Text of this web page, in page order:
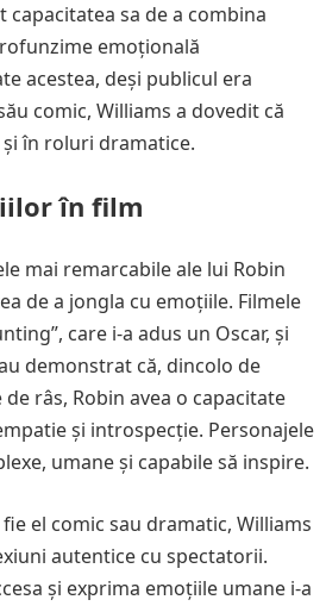
capacitatea sa de a combina
emoțională
acestea, deși publicul era
comic, Williams a dovedit că
în roluri dramatice.
în film
mai remarcabile ale lui Robin
de a jongla cu emoțiile. Filmele
care i-a adus un Oscar, și
demonstrat că, dincolo de
râs, Robin avea o capacitate
și introspecție. Personajele
umane și capabile să inspire.
el comic sau dramatic, Williams
autentice cu spectatorii.
și exprima emoțiile umane i-a